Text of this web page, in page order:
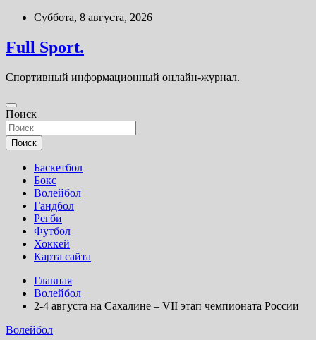
Перейти
содержимому
Суббота, 8 августа, 2026
Full Sport.
Спортивный информационный онлайн-журнал.
Поиск
Поиск
Баскетбол
Бокс
Волейбол
Гандбол
Регби
Футбол
Хоккей
Карта сайта
Главная
Волейбол
2-4 августа на Сахалине – VII этап чемпионата России
Волейбол